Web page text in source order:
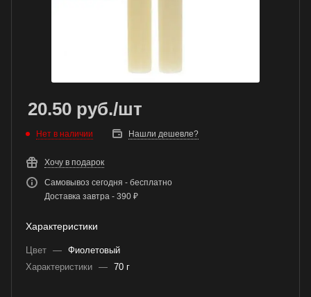
20.50 руб./шт
Нет в наличии Нашли дешевле?
Хочу в подарок
Самовывоз сегодня - бесплатно
Доставка завтра - 390 ₽
Характеристики
Цвет — Фиолетовый
Характеристики — 70 г